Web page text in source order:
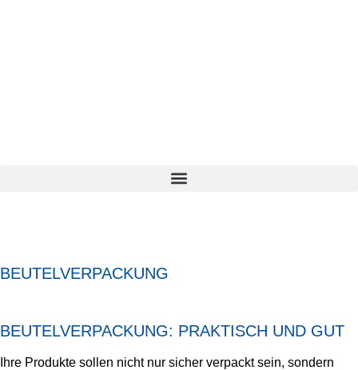
BEUTELVERPACKUNG
BEUTELVERPACKUNG: PRAKTISCH UND GUT
Ihre Produkte sollen nicht nur sicher verpackt sein, sondern